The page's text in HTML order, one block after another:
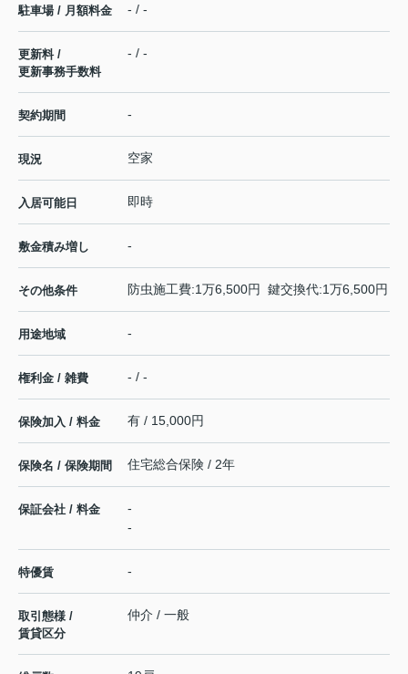
駐車場 / 月額料金 - / -
更新料 /
更新事務手数料
- / -
契約期間 -
現況 空家
入居可能日 即時
敷金積み増し -
その他条件 防虫施工費:1万6,500円 鍵交換代:1万6,500円
用途地域 -
権利金 / 雑費 - / -
保険加入 / 料金 有 / 15,000円
保険名 / 保険期間 住宅総合保険 / 2年
保証会社 / 料金
-
-
特優賃 -
取引態様 /
賃貸区分
仲介 / 一般